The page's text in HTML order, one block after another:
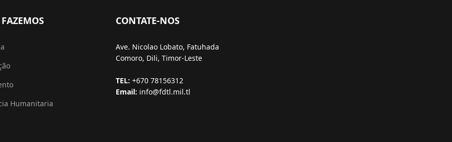
Humanitaria
CONTATE-NOS
Ave. Nicolao Lobato, Fatuhada
Comoro, Dili, Timor-Leste
TEL: +670 78156312
Email: info@fdtl.mil.tl